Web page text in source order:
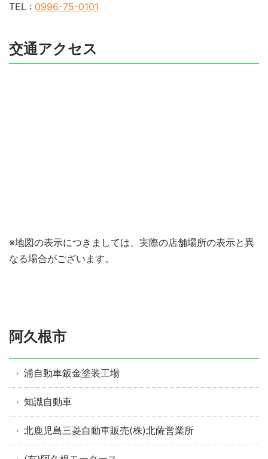
TEL : 0996-75-0101
交通アクセス
※地図の表示につきましては、実際の店舗場所の表示と異
なる場合がございます。
阿久根市
浦自動車鈑金塗装工場
知識自動車
北鹿児島三菱自動車販売(株)北薩営業所